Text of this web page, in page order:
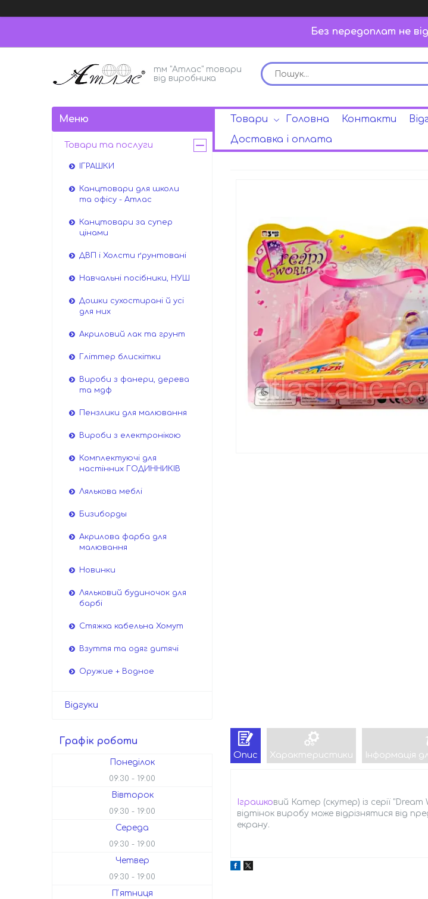
Без передоплат не
тм "Атлас" товари
від виробника
Товари Головна Контакти
Доставка і оплата
Опис Характеристики Інформація
Іграшковий Катер (скутер) із серії
відтінок виробу може відрізнятися від
екрану.
Товари та послуги
ІГРАШКИ
Канцтовари для школи
та офісу - Атлас
Канцтовари за супер
цінами
ДВП і Холсти ґрунтовані
Навчальні посібники, НУШ
Дошки сухостирані й усі
для них
Акриловий лак та грунт
Гліттер блискітки
Вироби з фанери, дерева
та мдф
Пензлики для малювання
Вироби з електронікою
Комплектуючі для
настінних ГОДИННИКІВ
Лялькова меблі
Бизиборды
Акрилова фарба для
малювання
Новинки
Ляльковий будиночок для
барбі
Стяжка кабельна Хомут
Взуття та одяг дитячі
Оружие + Водное
Відгуки
Графік роботи
Понеділок
09:30 19:00
Вівторок
09:30 19:00
Середа
09:30 19:00
Четвер
09:30 19:00
Пʼятниця